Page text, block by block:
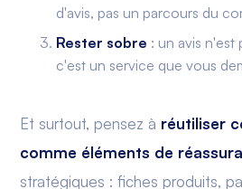
d'avis, pas un parcours du
Rester sobre : un avis n'est
c'est un service que vous
Et surtout, pensez à réutiliser
comme éléments de
stratégiques : fiches produits,